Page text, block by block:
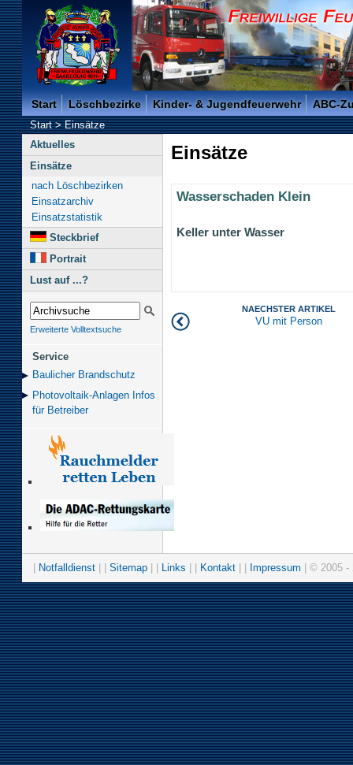
Freiwillige Feuerwehr der Kreisstadt Saarlouis -
Start Löschbezirke Kinder- & Jugendfeuerwehr ABC-
Start>Einsätze
Aktuelles
Einsätze
nach Löschbezirken
Einsatzarchiv
Einsatzstatistik
Steckbrief
Portrait
Lust auf ...?
Erweiterte Volltextsuche
Service
Baulicher Brand­schutz
Photovoltaik-Anlagen Infos
für Betreiber
Einsätze
Wasserschaden Klein
Keller unter Wasser
NAECHSTER ARTIKEL
VU mit Person
Notfalldienst Sitemap Links Kontakt Impressum | © 2005 -